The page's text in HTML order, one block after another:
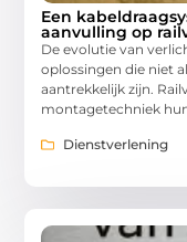
Een
aanvulling op
De evolutie van
oplossingen die niet
aantrekkelijk zijn.
montagetechniek
Dienstverlening